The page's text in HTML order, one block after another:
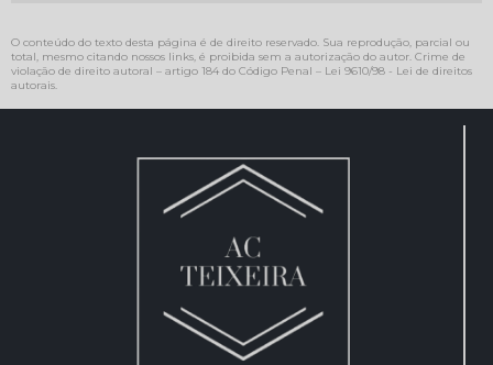
O conteúdo do texto desta página é de direito reservado. Sua reprodução, parcial ou
total, mesmo citando nossos links, é proibida sem a autorização do autor. Crime de
violação de direito autoral – artigo 184 do Código Penal – Lei 9610/98 - Lei de direitos
autorais.